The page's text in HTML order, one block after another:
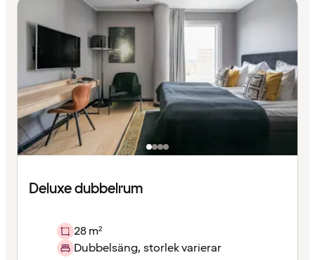
Deluxe dubbelrum
28 m²
Dubbelsäng, storlek varierar